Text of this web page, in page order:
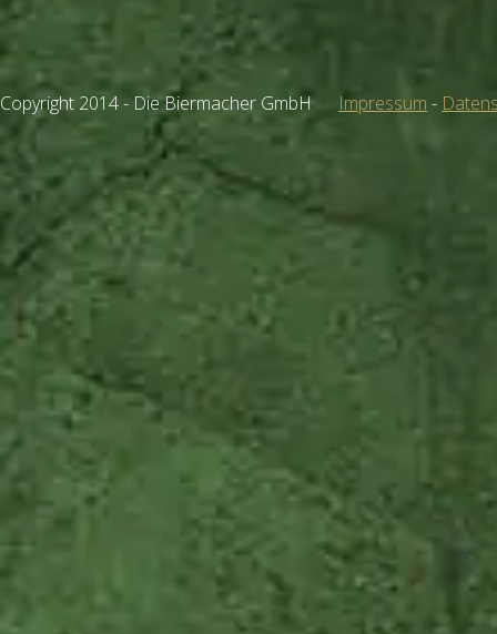
Copyright 2014 - Die Biermacher GmbH Impressum -